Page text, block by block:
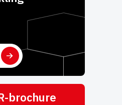
brochure